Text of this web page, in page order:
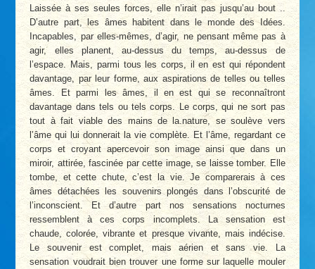
Laissée à ses seules forces, elle n’irait pas jusqu’au bout ..
D’autre part, les âmes habitent dans le monde des Idées.
Incapables, par elles-mêmes, d’agir, ne pensant même pas à
agir, elles planent, au-dessus du temps, au-dessus de
l’espace. Mais, parmi tous les corps, il en est qui répondent
davantage, par leur forme, aux aspirations de telles ou telles
âmes. Et parmi les âmes, il en est qui se reconnaîtront
davantage dans tels ou tels corps. Le corps, qui ne sort pas
tout à fait viable des mains de la.nature, se soulève vers
l’âme qui lui donnerait la vie complète. Et l’âme, regardant ce
corps et croyant apercevoir son image ainsi que dans un
miroir, attirée, fascinée par cette image, se laisse tomber. Elle
tombe, et cette chute, c’est la vie. Je comparerais à ces
âmes détachées les souvenirs plongés dans l’obscurité de
l’inconscient. Et d’autre part nos sensations nocturnes
ressemblent à ces corps incomplets. La sensation est
chaude, colorée, vibrante et presque vivante, mais indécise.
Le souvenir est complet, mais aérien et sans vie. La
sensation voudrait bien trouver une forme sur laquelle mouler